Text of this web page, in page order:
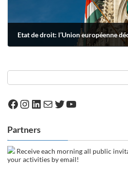
Facebook
Instagram
LinkedIn
MailTwitter
YouTube
Partners
Receive each morning all public
your activities by email!